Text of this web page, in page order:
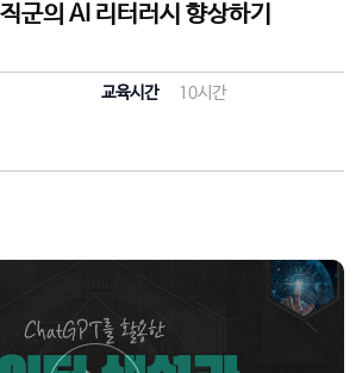
군의 AI 리터러시 향상하기
교육시간
10시간